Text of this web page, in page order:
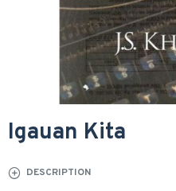
Igauan Kita
DESCRIPTION